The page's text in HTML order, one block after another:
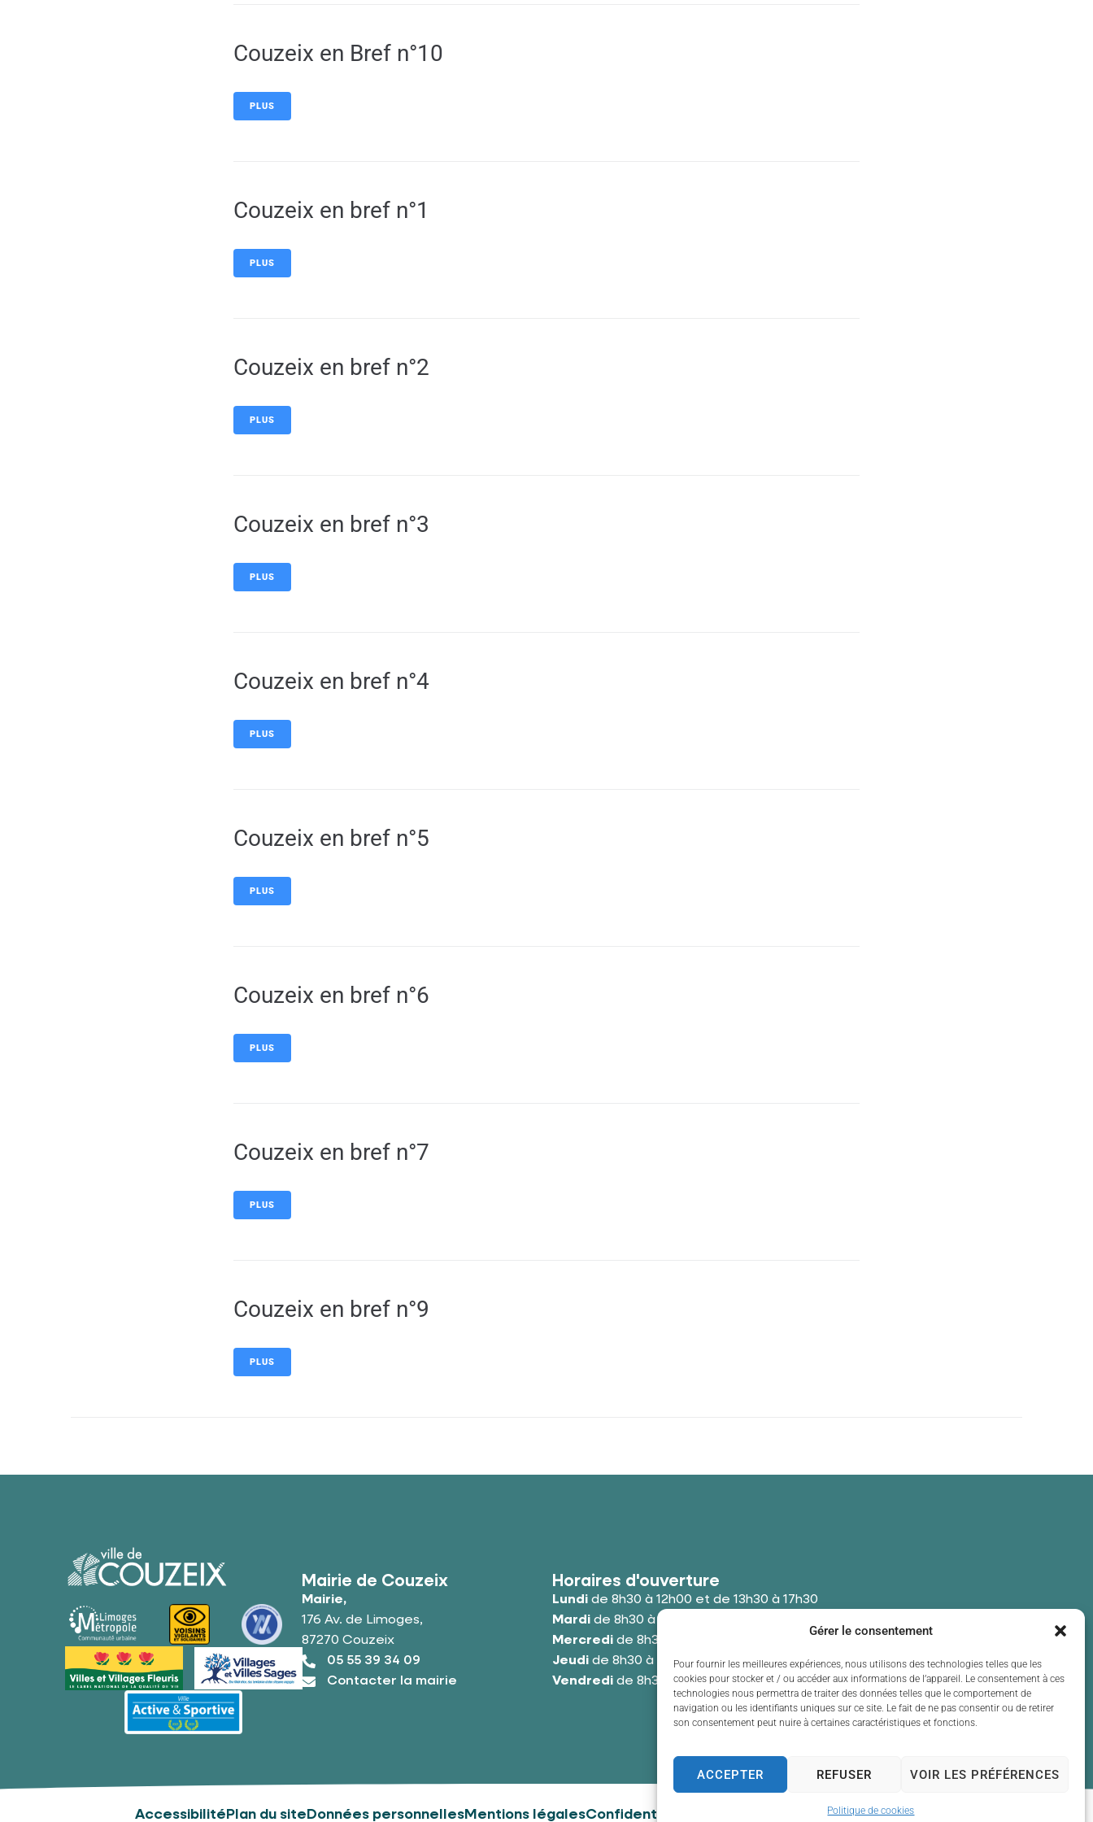
Gérer le consentement
Pour fournir les meilleures expériences, nous utilisons des technologies telles que les
cookies pour stocker et / ou accéder aux informations de l’appareil. Le consentement à ces
technologies nous permettra de traiter des données telles que le comportement de
navigation ou les identifiants uniques sur ce site. Le fait de ne pas consentir ou de retirer
son consentement peut nuire à certaines caractéristiques et fonctions.
ACCEPTER REFUSER VOIR LES PRÉFÉRENCES
Politique de cookies
Couzeix en Bref n°10
PLUS
Couzeix en bref n°1
PLUS
Couzeix en bref n°2
PLUS
Couzeix en bref n°3
PLUS
Couzeix en bref n°4
PLUS
Couzeix en bref n°5
PLUS
Couzeix en bref n°6
PLUS
Couzeix en bref n°7
PLUS
Couzeix en bref n°9
PLUS
Mairie de Couzeix
Mairie,
176 Av. de Limoges,
87270 Couzeix
05 55 39 34 09
Contacter la mairie
Horaires d'ouverture
Lundide 8h30 à 12h00 et de 13h30 à 17h30
Mardide 8h30 à 12h00 et de 13h30 à 17h30
Mercredide 8h30 à 12h00 et de 13h30 à 17h30
Jeudide 8h30 à 12h00 et de 13h30 à 17h30
Vendredide 8h30 à 12h00 et de 13h30 à 17h30
Accessibilité Plan du site Données personnellesMentions légalesConfidentialité Couzeix 2024 - Propulsé par Utopia